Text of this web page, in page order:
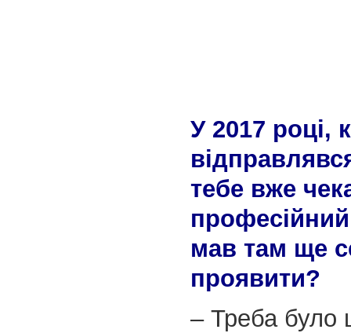
У 2017 році,
тебе вже
мав там ще
проявити?
– Треба було